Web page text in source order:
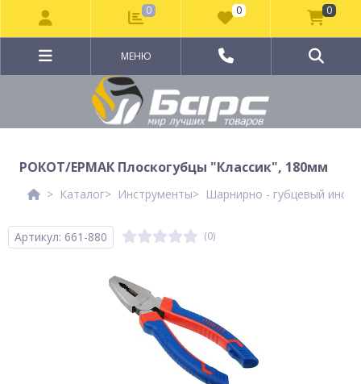
МЕНЮ
РОКОТ/ЕРМАК Плоскогубцы "Классик", 180мм
Каталог Инструменты Шарнирно - губцевый
Артикул: 661-880 (0)
0 0 0